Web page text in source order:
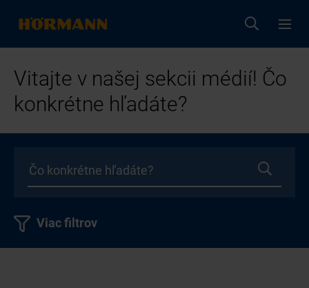
Vitajte v našej sekcii médií! Čo
konkrétne hľadáte?
Viac filtrov